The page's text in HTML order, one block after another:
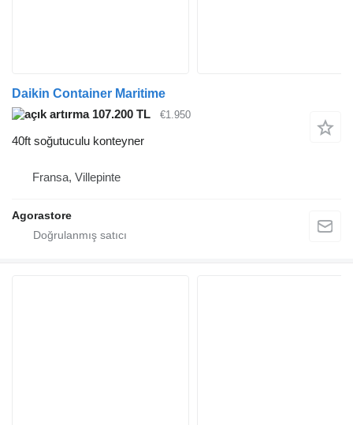
Daikin Container Maritime
107.200 TL
€1.950
40ft soğutuculu konteyner
Fransa, Villepinte
Agorastore